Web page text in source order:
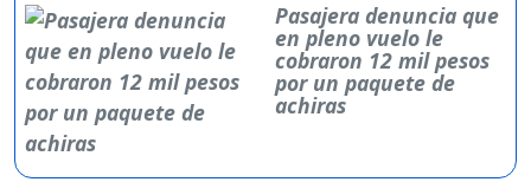
Pasajera denuncia que
en pleno vuelo le
cobraron 12 mil pesos
por un paquete de
achiras